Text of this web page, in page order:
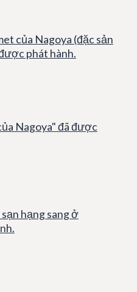
của Nagoya (đặc sản
phát hành.
Nagoya" đã được
hạng sang ở